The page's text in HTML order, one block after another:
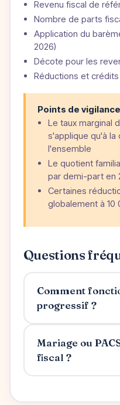
Revenu fiscal de
Nombre de parts
Application du
2026)
Décote pour les
Réductions et
Points de
Le taux marginal
s'applique qu'à la
l'ensemble
Le quotient
par demi-part en
Certaines
globalement à 10
Questions
Comment
progressif ?
Mariage ou
fiscal ?